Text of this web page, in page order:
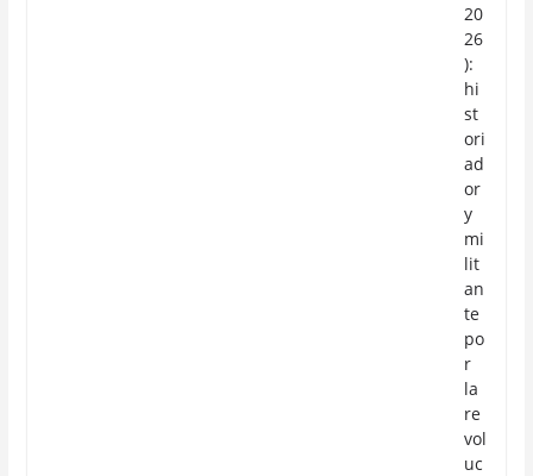
20
26
):
hi
st
ori
ad
or
y
mi
lit
an
te
po
r
la
re
vol
uc